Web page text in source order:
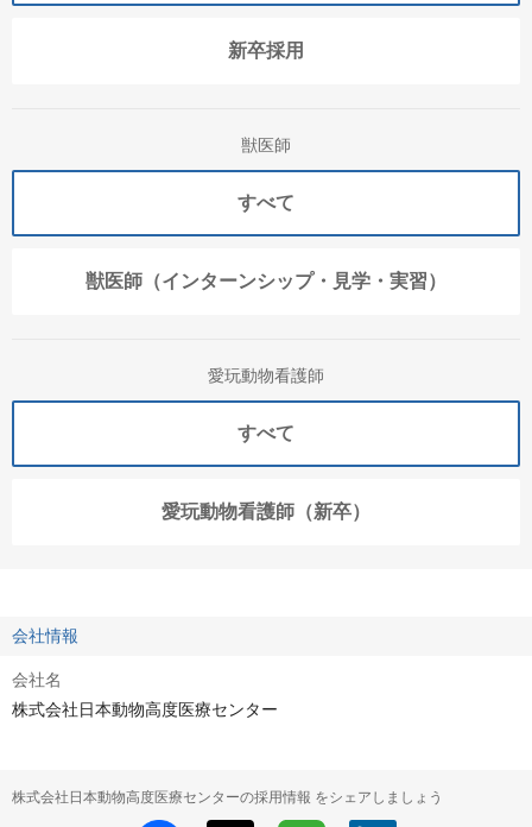
新卒採用
獣医師
すべて
獣医師（インターンシップ・見学・実習）
愛玩動物看護師
すべて
愛玩動物看護師（新卒）
会社情報
会社名
株式会社日本動物高度医療センター
株式会社日本動物高度医療センターの採用情報 をシェアしましょう